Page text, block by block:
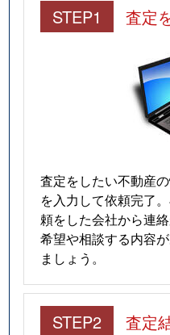
STEP1 査定
査定をしたい不動産
を入力して依頼完了
頼をした会社から連絡
希望や相談する内容
ましょう。
STEP2 査定